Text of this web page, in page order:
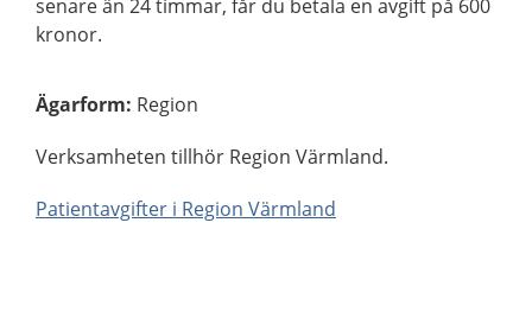
senare än 24 timmar, får du betala en avgift på 600
kronor.
Ägarform: Region
Verksamheten tillhör Region Värmland.
Patientavgifter i Region Värmland